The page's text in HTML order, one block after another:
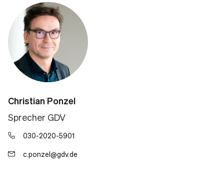
Christian Ponzel
Sprecher GDV
030-2020-5901
c.ponzel@gdv.de